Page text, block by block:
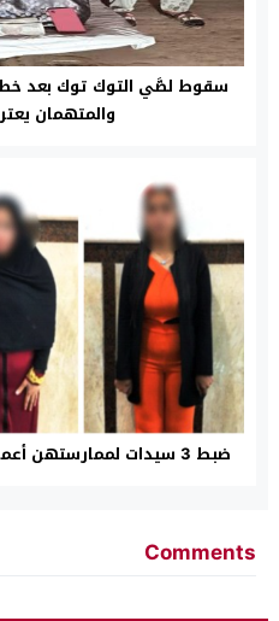
سقوط لصَّي التوك توك بعد
والمتهمان
ضبط 3 سيدات لممارستهن أعمالًا منافية للآداب بالإسكندرية
Comments